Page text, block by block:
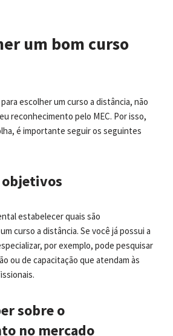
um bom curso
escolher um curso a distância, não
reconhecimento pelo MEC. Por isso,
é importante seguir os seguintes
objetivos
estabelecer quais são
curso a distância. Se você já possui a
por exemplo, pode pesquisar
ou de capacitação que atendam às
sobre o
no mercado